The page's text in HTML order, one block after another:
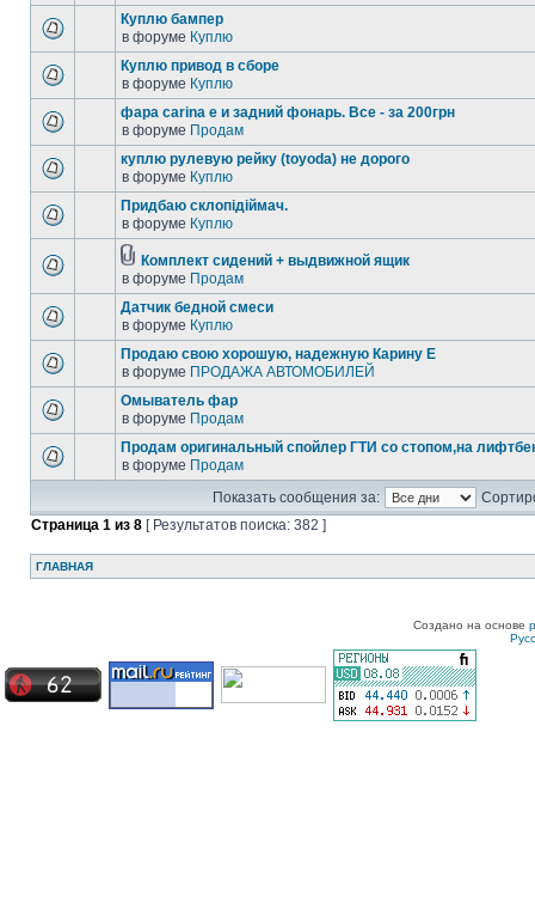
Куплю бампер
в форуме Куплю
Куплю привод в сборе
в форуме Куплю
фара carina e и задний фонарь. Все - за 200грн
в форуме Продам
куплю рулевую рейку (toyoda) не дорого
в форуме Куплю
Придбаю склопідіймач.
в форуме Куплю
Комплект сидений + выдвижной ящик
в форуме Продам
Датчик бедной смеси
в форуме Куплю
Продаю свою хорошую, надежную Карину Е
в форуме ПРОДАЖА АВТОМОБИЛЕЙ
Омыватель фар
в форуме Продам
Продам оригинальный спойлер ГТИ со стопом,на
в форуме Продам
Показать сообщения за:
Страница 1 из 8 [ Результатов поиска: 382 ]
ГЛАВНАЯ
Создано на основе